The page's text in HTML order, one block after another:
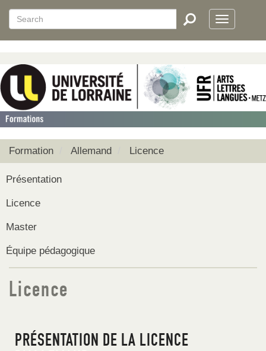
Aller
RECHERCHER
Search Search
Toggle
Formation Allemand Licence
Présentation
Licence
Master
Équipe pédagogique
Licence
PRÉSENTATION DE LA LICENCE